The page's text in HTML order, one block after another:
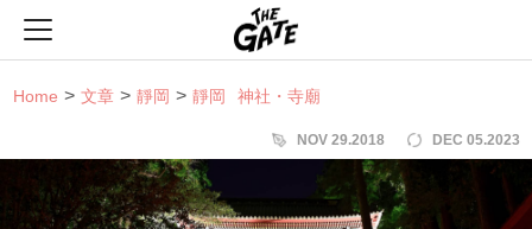
Home 文章 靜岡 靜岡 神社・寺廟
NOV 29.2018 DEC 05.2023